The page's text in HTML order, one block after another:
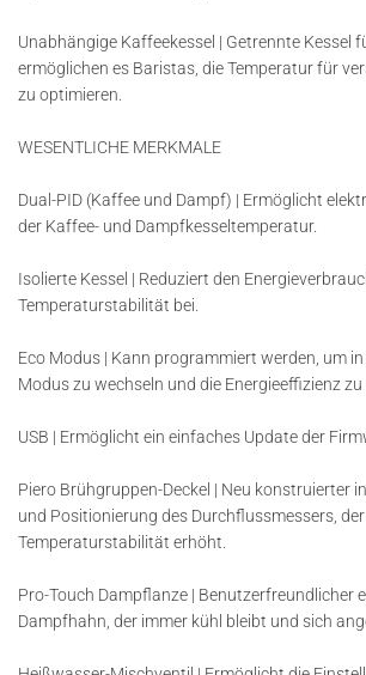
Unabhängige Kaffeekessel | Getrennte Kessel
ermöglichen es Baristas, die Temperatur für
zu optimieren.
WESENTLICHE MERKMALE
Dual-PID (Kaffee und Dampf) | Ermöglicht
der Kaffee- und Dampfkesseltemperatur.
Isolierte Kessel | Reduziert den
Temperaturstabilität bei.
Eco Modus | Kann programmiert werden, um
Modus zu wechseln und die Energieeffizienz zu
USB | Ermöglicht ein einfaches Update der
Piero Brühgruppen-Deckel | Neu konstruierter
und Positionierung des Durchflussmessers,
Temperaturstabilität erhöht.
Pro-Touch Dampflanze | Benutzerfreundlicher
Dampfhahn, der immer kühl bleibt und sich